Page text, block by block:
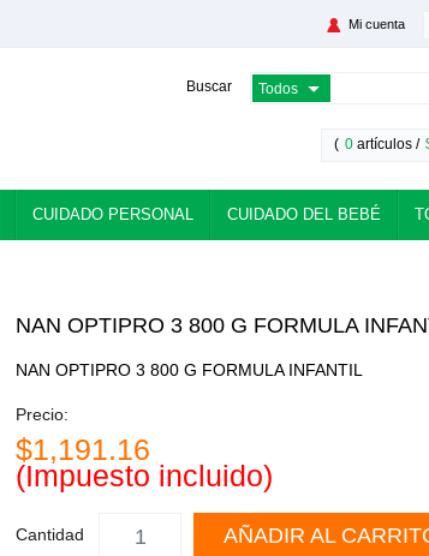
Mi cuenta
Buscar
( 0 artículos /
CUIDADO PERSONAL CUIDADO DEL BEBÉ
NAN OPTIPRO 3 800 G FORMULA
NAN OPTIPRO 3 800 G FORMULA INFANTIL
Precio:
$1,191.16
(Impuesto incluido)
Cantidad AÑADIR AL